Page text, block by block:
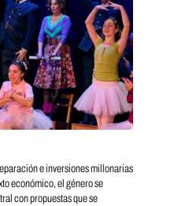
e inversiones millonarias
económico, el género se
con propuestas que se